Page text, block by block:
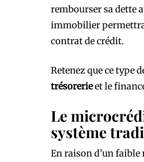
rembourser sa dette
immobilier permettra
contrat de crédit.
Retenez que ce type
trésorerieet le
Le
système
En raison d’un